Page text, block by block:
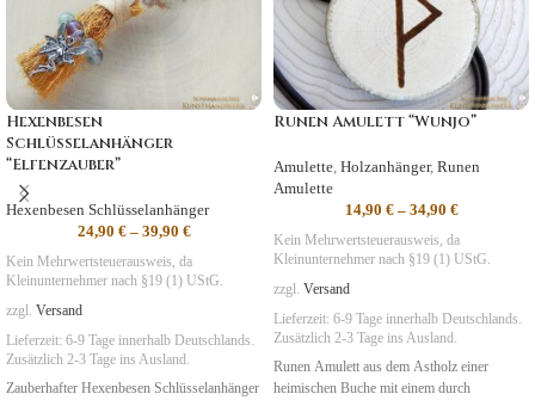
Hexenbesen
Schlüsselanhänger
“Elfenzauber”
Hexenbesen Schlüsselanhänger
24,90 €– 39,90 €
Kein Mehrwertsteuerausweis, da
Kleinunternehmer nach §19 (1) UStG.
zzgl. Versand
Lieferzeit: 6-9 Tage innerhalb Deutschlands.
Zusätzlich 2-3 Tage ins Ausland.
Zauberhafter Hexenbesen Schlüsselanhänger
Runen Amulett “Wunjo”
Amulette Holzanhänger, Runen
Amulette
14,90 €– 34,90 €
Kein Mehrwertsteuerausweis, da
Kleinunternehmer nach §19 (1) UStG.
zzgl. Versand
Lieferzeit: 6-9 Tage innerhalb Deutschlands.
Zusätzlich 2-3 Tage ins Ausland.
Runen Amulett aus dem Astholz einer
heimischen Buche mit einem durch